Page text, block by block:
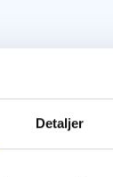
Detaljer
dit
en